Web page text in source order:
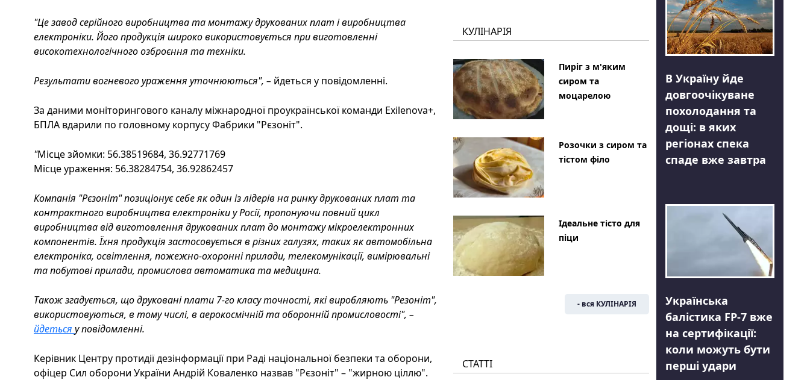
"Це завод серійного виробництва та монтажу друкованих плат і виробництва
електроніки. Його продукція широко використовується при виготовленні
високотехнологічного озброєння та техніки.
Результати вогневого ураження уточнюються", – йдеться у повідомленні.
За даними моніторингового каналу міжнародної проукраїнської команди Exilenova+,
БПЛА вдарили по головному корпусу Фабрики "Рєзоніт".
"Місце зйомки: 56.38519684, 36.92771769
Місце ураження: 56.38284754, 36.92862457
Компанія "Рєзоніт" позиціонує себе як один із лідерів на ринку друкованих плат та
контрактного виробництва електроніки у Росії, пропонуючи повний цикл
виробництва від виготовлення друкованих плат до монтажу мікроелектронних
компонентів. Їхня продукція застосовується в різних галузях, таких як автомобільна
електроніка, освітлення, пожежно-охоронні прилади, телекомунікації, вимірювальні
та побутові прилади, промислова автоматика та медицина.
Також згадується, що друковані плати 7-го класу точності, які виробляють "Резоніт",
використовуються, в тому числі, в аерокосмічній та оборонній промисловості", –
йдеться у повідомленні.
Керівник Центру протидії дезінформації при Раді національної безпеки та оборони,
офіцер Сил оборони України Андрій Коваленко назвав "Рєзоніт" – "жирною ціллю".
КУЛІНАРІЯ
Пиріг з м'яким
сиром та
моцарелою
Розочки з сиром та
тістом філо
Ідеальне тісто для
піци
- вся КУЛІНАРІЯ
СТАТТІ
В Україну йде
довгоочікуване
похолодання та
дощі: в яких
регіонах спека
спаде вже завтра
Українська
балістика FP-7 вже
на сертифікації:
коли можуть бути
перші удари